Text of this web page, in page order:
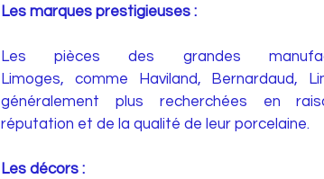
Les marques prestigieuses :
Les pièces des grandes
Limoges, comme Haviland, Bernardaud,
généralement plus recherchées en
réputation et de la qualité de leur porcelaine.
Les décors :